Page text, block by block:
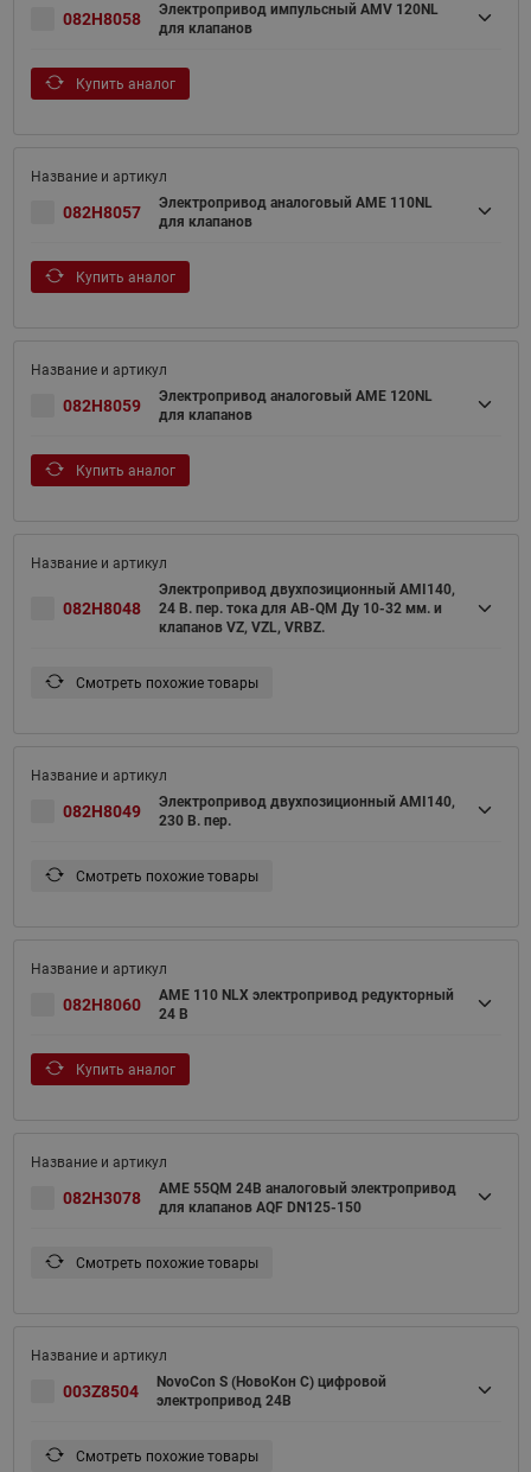
082H8058
Электропривод импульсный AMV 120NL
для клапанов
Купить аналог
082H8057
Электропривод аналоговый AME 110NL
для клапанов
Купить аналог
082H8059
Электропривод аналоговый AME 120NL
для клапанов
Купить аналог
082H8048
Электропривод двухпозиционный AMI140,
24 В. пер. тока для AB-QM Ду 10-32 мм. и
клапанов VZ, VZL, VRBZ.
Смотреть похожие товары
082H8049
Электропривод двухпозиционный AMI140,
230 В. пер.
Смотреть похожие товары
082H8060
AME 110 NLX электропривод редукторный
24 В
Купить аналог
082H3078
AME 55QM 24В аналоговый электропривод
для клапанов AQF DN125-150
Смотреть похожие товары
003Z8504
NovoCon S (НовоКон С) цифровой
электропривод 24В
Смотреть похожие товары